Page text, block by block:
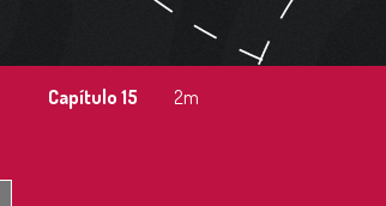
Capítulo 15 2m